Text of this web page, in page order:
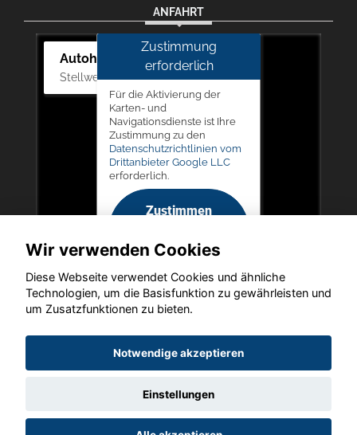
ANFAHRT
Autohaus Picker
Stellwerk 5, 57368 Lennestadt
Zustimmung
erforderlich
Für die Aktivierung der
Karten- und
Navigationsdienste ist Ihre
Zustimmung zu den
Datenschutzrichtlinien vom
Drittanbieter Google LLC
erforderlich.
Zustimmen
aktivieren
Copyright © 2026. Autohaus Picker
Datenschutz Impressum AGB
Wir verwenden Cookies
Diese Webseite verwendet Cookies und ähnliche
Technologien, um die Basisfunktion zu gewährleisten und
um Zusatzfunktionen zu bieten.
Notwendige akzeptieren
Einstellungen